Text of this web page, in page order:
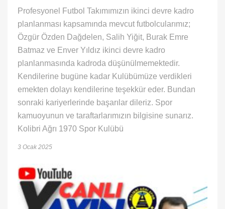
Profesyonel Futbol Takımımızın ikinci devre kadro
planlanması kapsamında mevcut futbolcularımız;
Özgür Özden Dağdelen, Salih Yiğit, Burak Emre
Batmaz ve Enver Yıldız ikinci devre kadro
planlanmasında kadroda düşünülmemektedir.
Kendilerine bugüne kadar Kulübümüze verdikleri
emekten dolayı kendilerine teşekkür eder. Bundan
sonraki kariyerlerinde başarılar dileriz. Spor
kamuoyunun ve taraftarlarımızın bilgisine sunarız.
Kolibri Ağrı 1970 Spor Kulübü
3 Ocak 2025